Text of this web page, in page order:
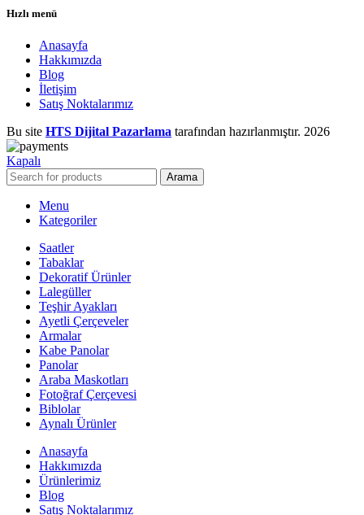
Hızlı menü
Anasayfa
Hakkımızda
Blog
İletişim
Satış Noktalarımız
Bu site HTS Dijital Pazarlama tarafından hazırlanmıştır. 2026
Kapalı
Arama
Menu
Kategoriler
Saatler
Tabaklar
Dekoratif Ürünler
Lalegüller
Teşhir Ayakları
Ayetli Çerçeveler
Armalar
Kabe Panolar
Panolar
Araba Maskotları
Fotoğraf Çerçevesi
Biblolar
Aynalı Ürünler
Anasayfa
Hakkımızda
Ürünlerimiz
Blog
Satış Noktalarımız